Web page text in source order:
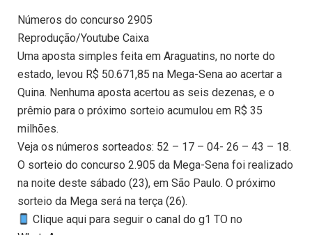
Números do concurso 2905
Reprodução/Youtube Caixa
Uma aposta simples feita em Araguatins, no norte do
estado, levou R$ 50.671,85 na Mega-Sena ao acertar a
Quina. Nenhuma aposta acertou as seis dezenas, e o
prêmio para o próximo sorteio acumulou em R$ 35
milhões.
Veja os números sorteados: 52 – 17 – 04- 26 – 43 – 18.
O sorteio do concurso 2.905 da Mega-Sena foi realizado
na noite deste sábado (23), em São Paulo. O próximo
sorteio da Mega será na terça (26).
Clique aqui para seguir o canal do g1 TO no